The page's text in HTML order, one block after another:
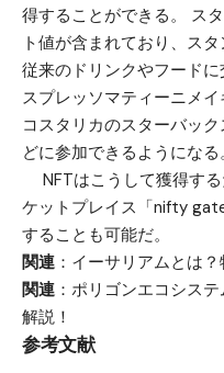
得することができる。 ス
ト値が含まれており、ス
従来のドリンクやフード
スプレッソマティーニメイ
コスタリカのスターバッ
どに参加できるようになる。
NFTはこうして獲得す
ケットプレイス「nifty
することも可能だ。
関連 ： イーサリアムとは
関連 ： ポリゴンエコシス
解説！
参考文献